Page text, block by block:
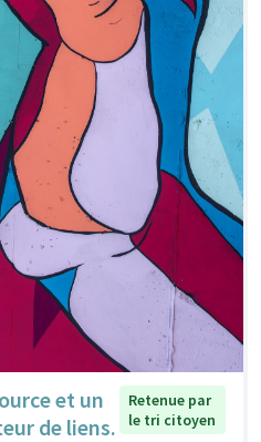
et un
de liens.
Retenue par
le tri citoyen